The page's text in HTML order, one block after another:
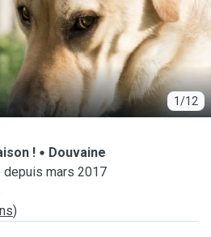
1/12
!
Douvaine
depuis mars 2017
)